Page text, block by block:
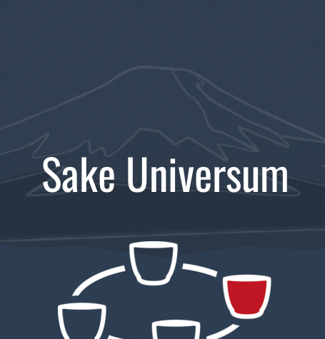
Sake Universum